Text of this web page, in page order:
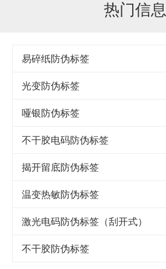
热门信息
易碎纸防伪标签
光变防伪标签
哑银防伪标签
不干胶电码防伪标签
揭开留底防伪标签
温变热敏防伪标签
激光电码防伪标签（刮开式）
不干胶防伪标签